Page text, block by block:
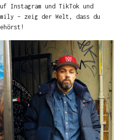
Instagram und TikTok und
– zeig der Welt, dass du